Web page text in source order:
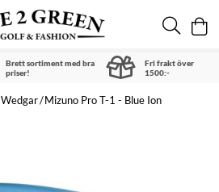
Brett sortiment med bra
priser!
Fri frakt över
1500:-
Wedgar Mizuno Pro T-1 - Blue Ion